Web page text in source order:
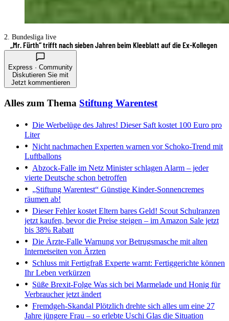
2. Bundesliga live
„Mr. Fürth“ trifft nach sieben Jahren beim Kleeblatt auf die Ex-Kollegen
Express · Community
Diskutieren Sie mit
Jetzt kommentieren
Alles zum Thema Stiftung Warentest
Die Werbelüge des Jahres! Dieser Saft kostet 100 Euro pro
Liter
Nicht nachmachen Experten warnen vor Schoko-Trend mit
Luftballons
Abzock-Falle im Netz Minister schlagen Alarm – jeder
vierte Deutsche schon betroffen
„Stiftung Warentest“ Günstige Kinder-Sonnencremes
räumen ab!
Dieser Fehler kostet Eltern bares Geld! Scout Schulranzen
jetzt kaufen, bevor die Preise steigen – im Amazon Sale jetzt
bis 38% Rabatt
Die Ärzte-Falle Warnung vor Betrugsmasche mit alten
Internetseiten von Ärzten
Schluss mit Fertigfraß Experte warnt: Fertiggerichte können
Ihr Leben verkürzen
Süße Brexit-Folge Was sich bei Marmelade und Honig für
Verbraucher jetzt ändert
Fremdgeh-Skandal Plötzlich drehte sich alles um eine 27
Jahre jüngere Frau – so erlebte Uschi Glas die Situation